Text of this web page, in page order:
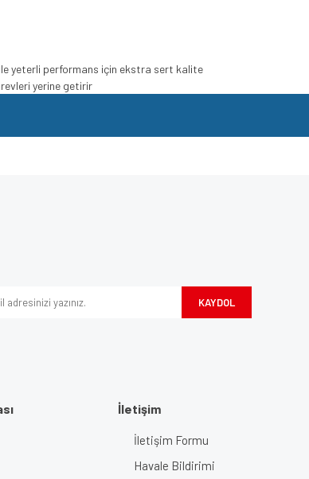
yeterli performans için ekstra sert kalite
yerine getirir
KAYDOL
İletişim
İletişim Formu
Havale Bildirimi